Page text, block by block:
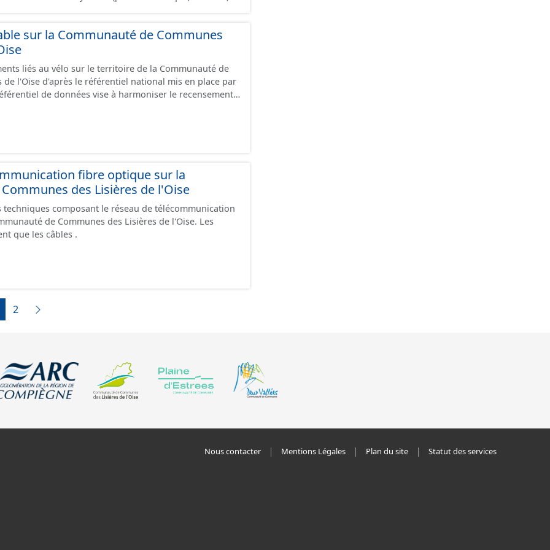
30, couloir partagé avec les bus, aire piétonne,
Les itinéraires ne sont pas des
des tronçons de voies non aménagés pour
"en travaux" ou "provisoire".
sur la Communauté de Communes
liés au vélo sur le territoire de la Communauté de
de l'Oise d'après le référentiel national mis en place par
de données vise à harmoniser le recensement
le fichier à télécharger depuis cette fiche
y compris les stationnements pour répondre
ou "provisoire".
fibre optique sur la
des Lisières de l'Oise
techniques composant le réseau de télécommunication
de Communes des Lisières de l'Oise. Les
que les câbles .
2
Nous contacter Mentions Légales Plan du site Statut des services